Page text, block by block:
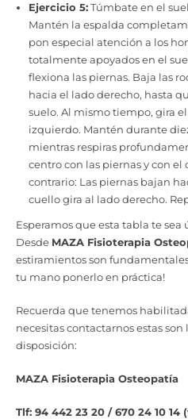
Ejercicio 5:Túmbate en el
Mantén la espalda
pon especial atención a los
totalmente apoyados en el
flexiona las piernas. Baja las
hacia el lado derecho, hasta
suelo. Al mismo tiempo, gira
izquierdo. Mantén durante
mientras respiras
centro con las piernas y con
contrario: Las piernas bajan
cuello gira al lado derecho.
Esperamos que esta tabla te sea
Desde MAZA Fisioterapia
estiramientos son
tu mano ponerlo en práctica!
Recuerda que tenemos
necesitas contactarnos estas
disposición:
MAZA Fisioterapia Osteopatía
Tlf: 94 442 23 20 / 670 24 10 14